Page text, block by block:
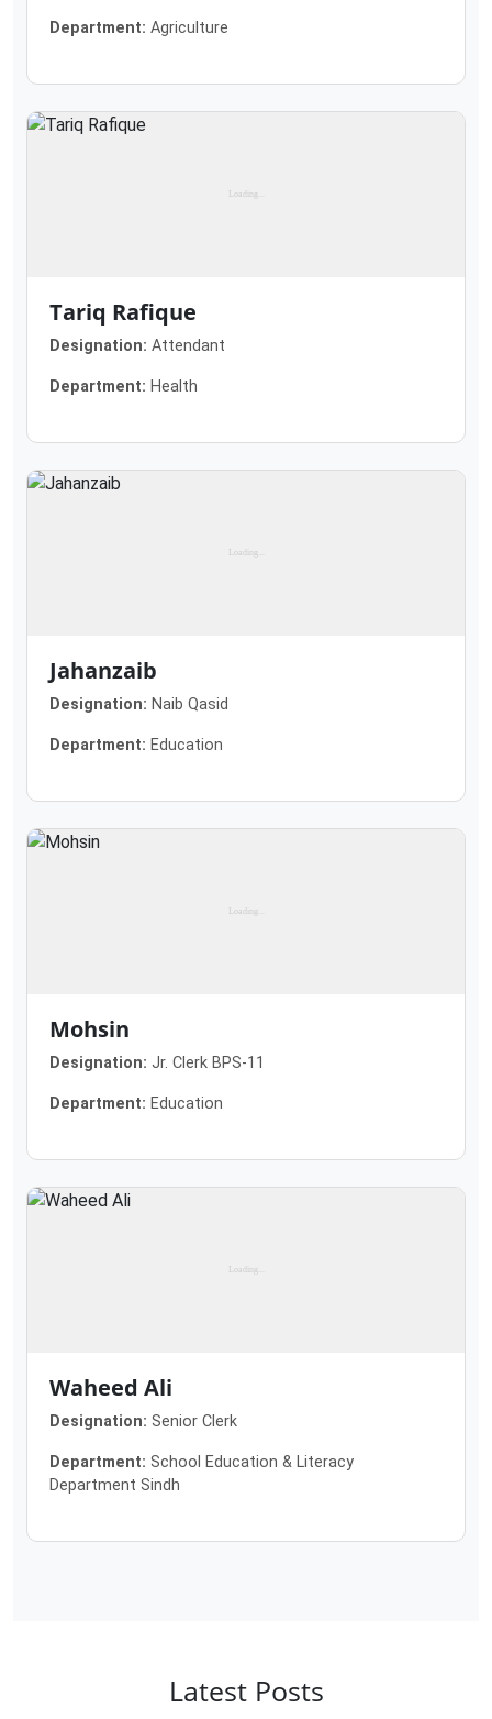
Department: Agriculture
Tariq Rafique
Designation: Attendant
Department: Health
Jahanzaib
Designation: Naib Qasid
Department: Education
Mohsin
Designation: Jr. Clerk BPS-11
Department: Education
Waheed Ali
Designation: Senior Clerk
Department: School Education & Literacy
Department Sindh
Latest Posts